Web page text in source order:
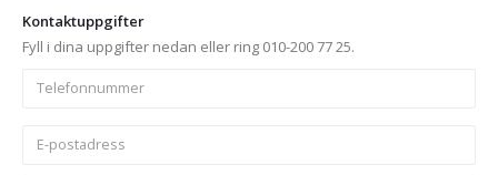
Kontaktuppgifter
Fyll i dina uppgifter nedan eller ring 010-200 77 25.